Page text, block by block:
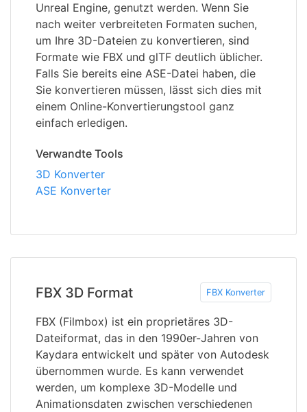
Unreal Engine, genutzt werden. Wenn Sie
nach weiter verbreiteten Formaten suchen,
um Ihre 3D-Dateien zu konvertieren, sind
Formate wie FBX und glTF deutlich üblicher.
Falls Sie bereits eine ASE-Datei haben, die
Sie konvertieren müssen, lässt sich dies mit
einem Online-Konvertierungstool ganz
einfach erledigen.
Verwandte Tools
3D Konverter
ASE Konverter
FBX 3D Format FBX Konverter
FBX (Filmbox) ist ein proprietäres 3D-
Dateiformat, das in den 1990er-Jahren von
Kaydara entwickelt und später von Autodesk
übernommen wurde. Es kann verwendet
werden, um komplexe 3D-Modelle und
Animationsdaten zwischen verschiedenen